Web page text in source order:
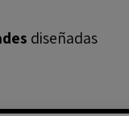
diseñadas